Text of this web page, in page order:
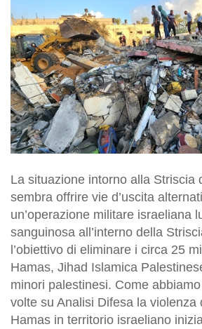
La situazione intorno alla Striscia
sembra offrire vie d’uscita
un’operazione militare israeliana
sanguinosa all’interno della
l’obiettivo di eliminare i circa 25
Hamas, Jihad Islamica
minori palestinesi. Come
volte su Analisi Difesa la violenza
Hamas in territorio israeliano